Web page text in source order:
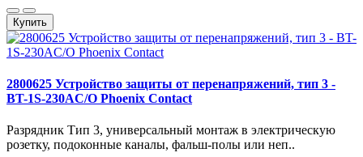
Купить
2800625 Устройство защиты от перенапряжений, тип 3 -
BT-1S-230AC/O Phoenix Contact
Разрядник Тип 3, универсальный монтаж в электрическую
розетку, подоконные каналы, фальш-полы или неп..